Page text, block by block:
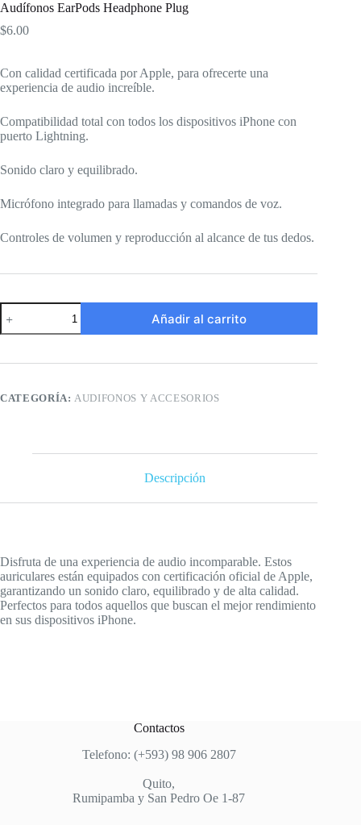
Audífonos EarPods Headphone Plug
$6.00
Con calidad certificada por Apple, para ofrecerte una
experiencia de audio increíble.
Compatibilidad total con todos los dispositivos iPhone con
puerto Lightning.
Sonido claro y equilibrado.
Micrófono integrado para llamadas y comandos de voz.
Controles de volumen y reproducción al alcance de tus dedos.
Audífonos
EarPods
Headphone
cantidad
Añadir al carrito
CATEGORÍA:AUDIFONOS Y ACCESORIOS
Descripción
Disfruta de una experiencia de audio incomparable. Estos
auriculares están equipados con certificación oficial de Apple,
garantizando un sonido claro, equilibrado y de alta calidad.
Perfectos para todos aquellos que buscan el mejor rendimiento
en sus dispositivos iPhone.
Contactos
Telefono: (+593) 98 906 2807
Quito,
Rumipamba y San Pedro Oe 1-87